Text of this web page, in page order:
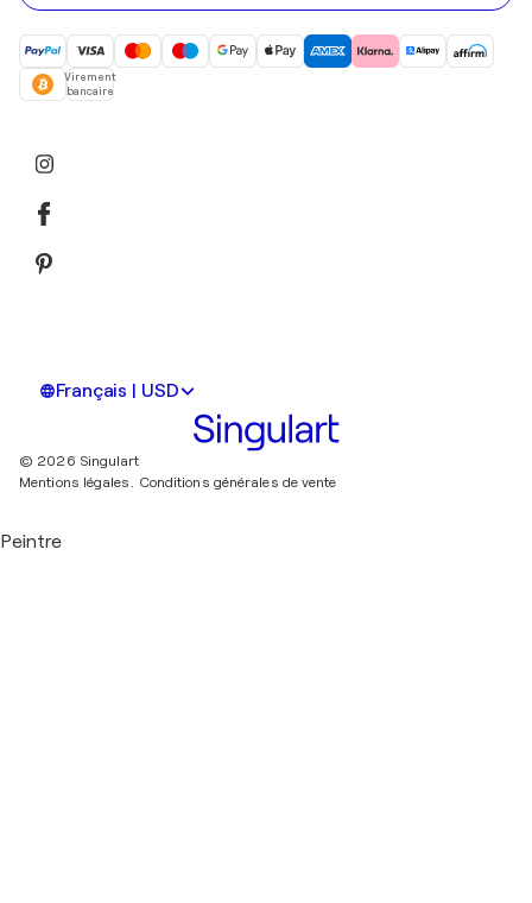
Virement
bancaire
Français | USD
© 2026 Singulart
Mentions légales. Conditions générales de vente
Peintre